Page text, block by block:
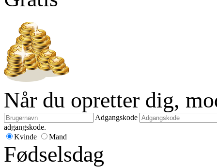
Når du opretter dig,
Adgangskode
adgangskode.
Kvinde
Mand
Fødselsdag